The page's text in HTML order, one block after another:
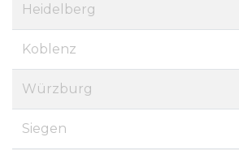
Heidelberg
Koblenz
Würzburg
Siegen